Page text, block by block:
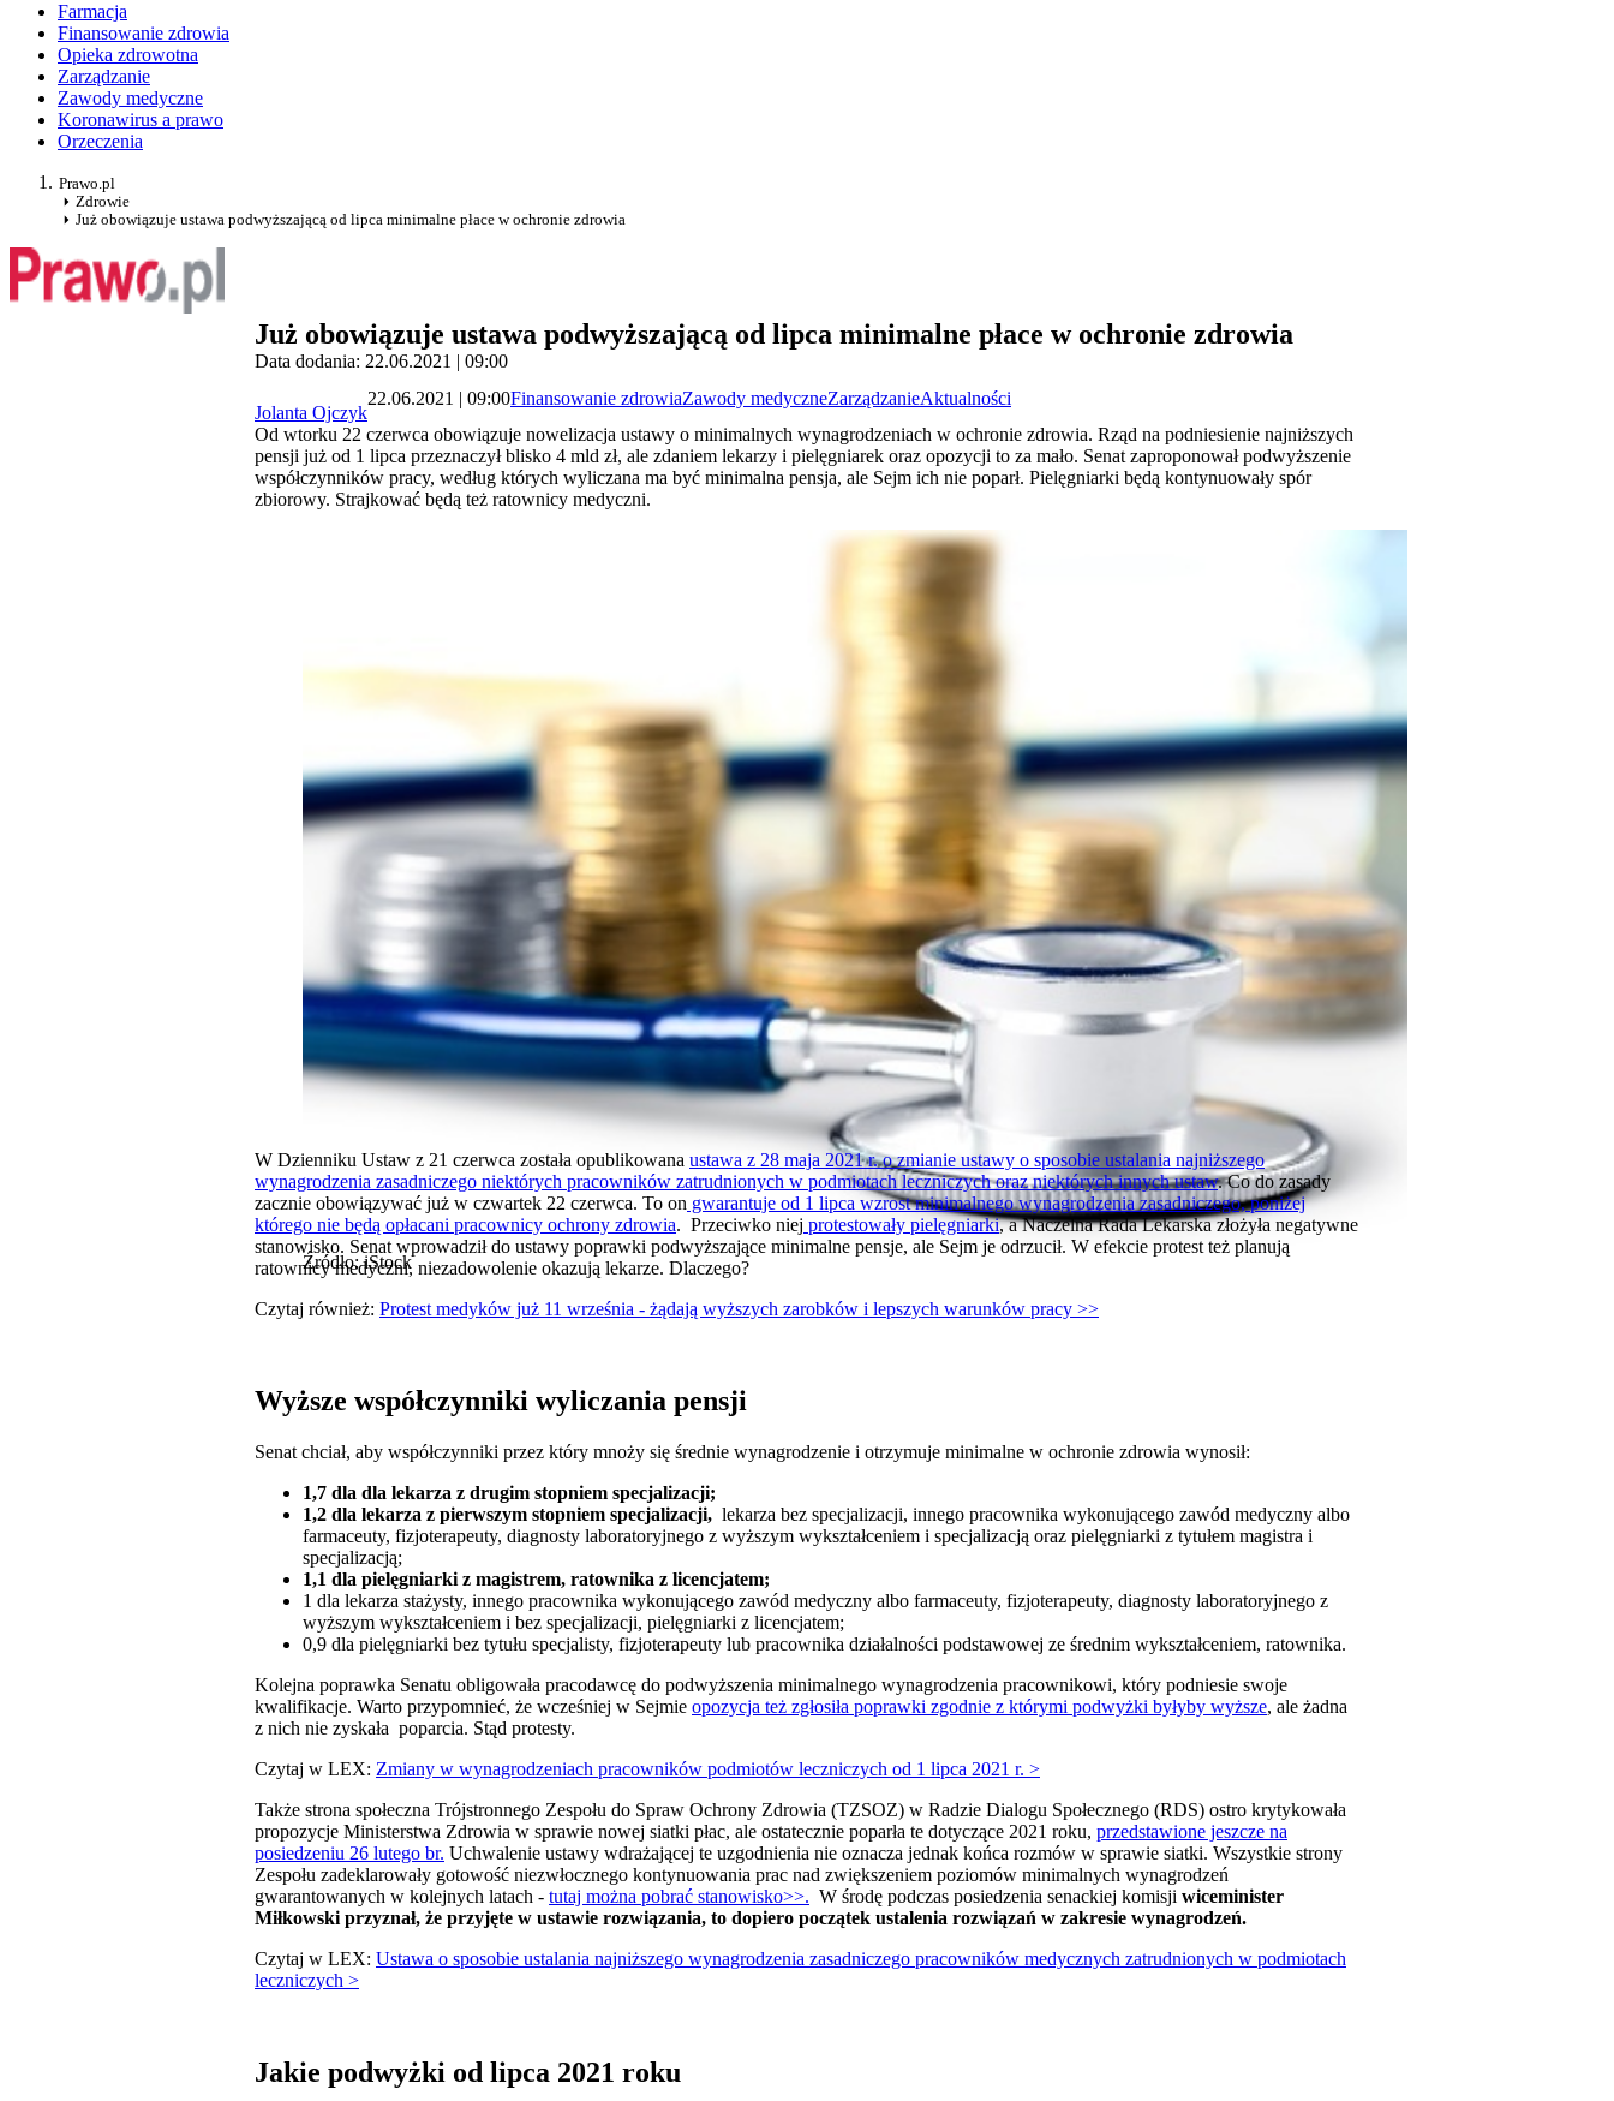
Farmacja
Finansowanie zdrowia
Opieka zdrowotna
Zarządzanie
Zawody medyczne
Koronawirus a prawo
Orzeczenia
Prawo.pl
Zdrowie
Już obowiązuje ustawa podwyższającą od lipca minimalne płace w ochronie zdrowia
Już obowiązuje ustawa podwyższającą od lipca minimalne płace w ochronie zdrowia
Data dodania: 22.06.2021 | 09:00
Jolanta Ojczyk
22.06.2021 | 09:00Finansowanie zdrowiaZawody medyczneZarządzanieAktualności
Od wtorku 22 czerwca obowiązuje nowelizacja ustawy o minimalnych wynagrodzeniach w ochronie zdrowia. Rząd na podniesienie najniższych
pensji już od 1 lipca przeznaczył blisko 4 mld zł, ale zdaniem lekarzy i pielęgniarek oraz opozycji to za mało. Senat zaproponował podwyższenie
współczynników pracy, według których wyliczana ma być minimalna pensja, ale Sejm ich nie poparł. Pielęgniarki będą kontynuowały spór
zbiorowy. Strajkować będą też ratownicy medyczni.
Źródło: iStock
W Dzienniku Ustaw z 21 czerwca została opublikowana ustawa z 28 maja 2021 r. o zmianie ustawy o sposobie ustalania najniższego
wynagrodzenia zasadniczego niektórych pracowników zatrudnionych w podmiotach leczniczych oraz niektórych innych ustaw. Co do zasady
zacznie obowiązywać już w czwartek 22 czerwca. To on gwarantuje od 1 lipca wzrost minimalnego wynagrodzenia zasadniczego, poniżej
którego nie będą opłacani pracownicy ochrony zdrowia. Przeciwko niej protestowały pielęgniarki, a Naczelna Rada Lekarska złożyła negatywne
stanowisko. Senat wprowadził do ustawy poprawki podwyższające minimalne pensje, ale Sejm je odrzucił. W efekcie protest też planują
ratownicy medyczni, niezadowolenie okazują lekarze. Dlaczego?
Czytaj również: Protest medyków już 11 września - żądają wyższych zarobków i lepszych warunków pracy >>
Wyższe współczynniki wyliczania pensji
Senat chciał, aby współczynniki przez który mnoży się średnie wynagrodzenie i otrzymuje minimalne w ochronie zdrowia wynosił:
1,7 dla dla lekarza z drugim stopniem specjalizacji;
1,2 dla lekarza z pierwszym stopniem specjalizacji, lekarza bez specjalizacji, innego pracownika wykonującego zawód medyczny albo
farmaceuty, fizjoterapeuty, diagnosty laboratoryjnego z wyższym wykształceniem i specjalizacją oraz pielęgniarki z tytułem magistra i
specjalizacją;
1,1 dla pielęgniarki z magistrem, ratownika z licencjatem;
1 dla lekarza stażysty, innego pracownika wykonującego zawód medyczny albo farmaceuty, fizjoterapeuty, diagnosty laboratoryjnego z
wyższym wykształceniem i bez specjalizacji, pielęgniarki z licencjatem;
0,9 dla pielęgniarki bez tytułu specjalisty, fizjoterapeuty lub pracownika działalności podstawowej ze średnim wykształceniem, ratownika.
Kolejna poprawka Senatu obligowała pracodawcę do podwyższenia minimalnego wynagrodzenia pracownikowi, który podniesie swoje
kwalifikacje. Warto przypomnieć, że wcześniej w Sejmie opozycja też zgłosiła poprawki zgodnie z którymi podwyżki byłyby wyższe, ale żadna
z nich nie zyskała poparcia. Stąd protesty.
Czytaj w LEX: Zmiany w wynagrodzeniach pracowników podmiotów leczniczych od 1 lipca 2021 r. >
Także strona społeczna Trójstronnego Zespołu do Spraw Ochrony Zdrowia (TZSOZ) w Radzie Dialogu Społecznego (RDS) ostro krytykowała
propozycje Ministerstwa Zdrowia w sprawie nowej siatki płac, ale ostatecznie poparła te dotyczące 2021 roku, przedstawione jeszcze na
posiedzeniu 26 lutego br. Uchwalenie ustawy wdrażającej te uzgodnienia nie oznacza jednak końca rozmów w sprawie siatki. Wszystkie strony
Zespołu zadeklarowały gotowość niezwłocznego kontynuowania prac nad zwiększeniem poziomów minimalnych wynagrodzeń
gwarantowanych w kolejnych latach - tutaj można pobrać stanowisko>>. W środę podczas posiedzenia senackiej komisji wiceminister
Miłkowski przyznał, że przyjęte w ustawie rozwiązania, to dopiero początek ustalenia rozwiązań w zakresie wynagrodzeń.
Czytaj w LEX: Ustawa o sposobie ustalania najniższego wynagrodzenia zasadniczego pracowników medycznych zatrudnionych w podmiotach
leczniczych >
Jakie podwyżki od lipca 2021 roku